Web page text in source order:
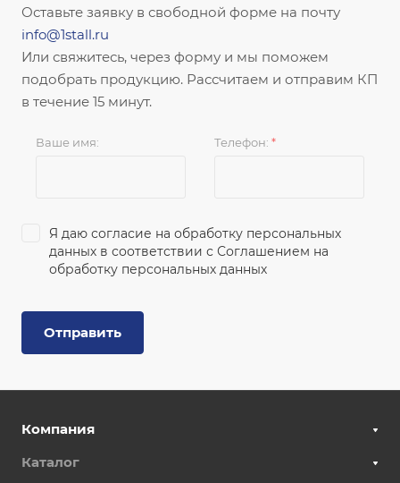
Оставьте заявку в свободной форме на почту
info@1stall.ru
Или свяжитесь, через форму и мы поможем
подобрать продукцию. Рассчитаем и отправим КП
в течение 15 минут.
Ваше имя: Телефон: *
Я даю согласие на обработку персональных
данных в соответствии с Соглашением на
обработку персональных данных
Отправить
Компания
Каталог